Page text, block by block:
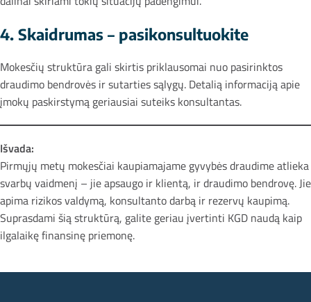
4. Skaidrumas – pasikonsultuokite
Mokesčių struktūra gali skirtis priklausomai nuo pasirinktos
draudimo bendrovės ir sutarties sąlygų. Detalią informaciją apie
įmokų paskirstymą geriausiai suteiks konsultantas.
Išvada:
Pirmųjų metų mokesčiai kaupiamajame gyvybės draudime atlieka
svarbų vaidmenį – jie apsaugo ir klientą, ir draudimo bendrovę. Jie
apima rizikos valdymą, konsultanto darbą ir rezervų kaupimą.
Suprasdami šią struktūrą, galite geriau įvertinti KGD naudą kaip
ilgalaikę finansinę priemonę.